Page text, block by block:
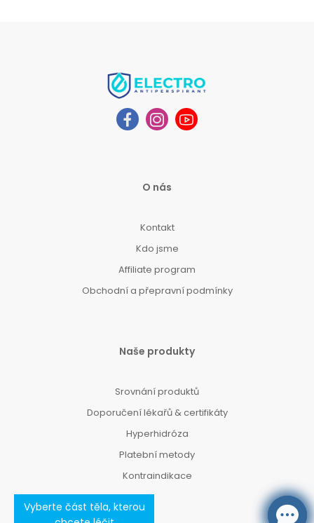
Vyberte část těla, kterou
O nás
Kontakt
Kdo jsme
Affiliate program
Obchodní a přepravní podmínky
Naše produkty
Srovnání produktů
Doporučení lékařů & certifikáty
Hyperhidróza
Platební metody
Kontraindikace